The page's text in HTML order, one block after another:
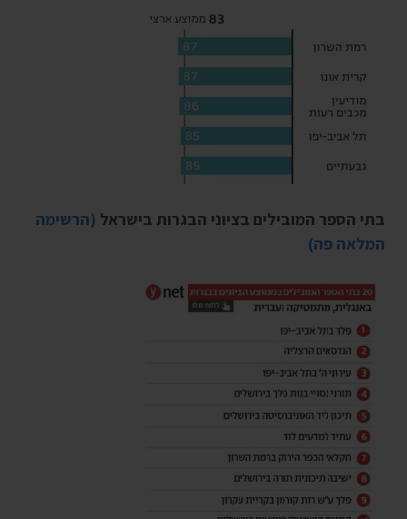
בתי הספר המובילים בציוני הבגרות בישראל (הרשימה
המלאה פה)